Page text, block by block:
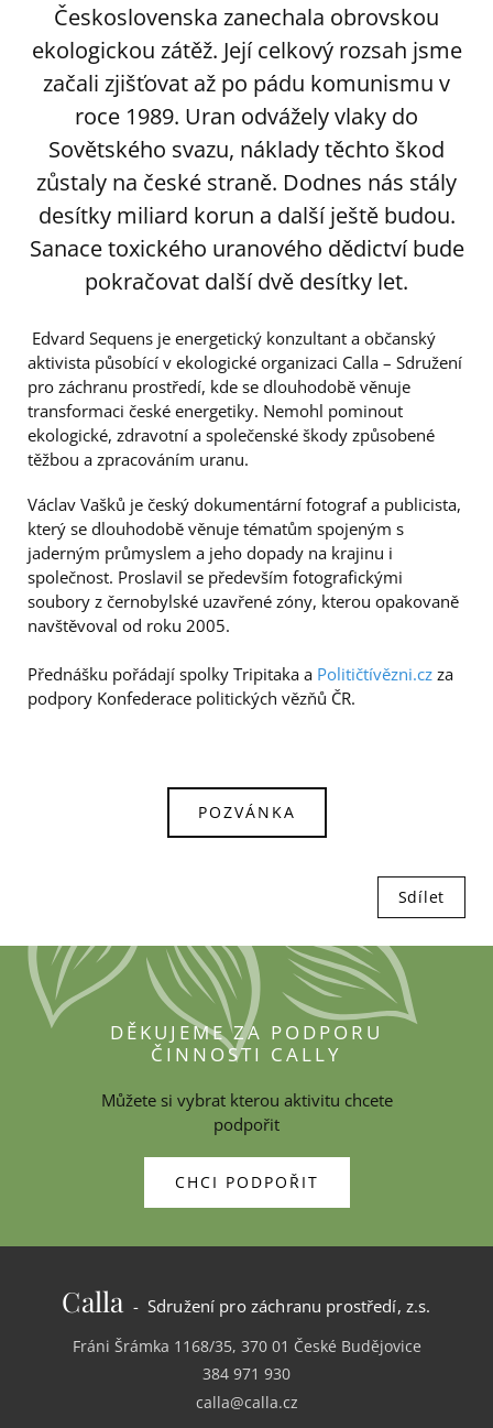
Československa zanechala obrovskou
ekologickou zátěž. Její celkový rozsah jsme
začali zjišťovat až po pádu komunismu v
roce 1989. Uran odvážely vlaky do
Sovětského svazu, náklady těchto škod
zůstaly na české straně. Dodnes nás stály
desítky miliard korun a další ještě budou.
Sanace toxického uranového dědictví bude
pokračovat další dvě desítky let.
Edvard Sequens je energetický konzultant a občanský
aktivista působící v ekologické organizaci Calla – Sdružení
pro záchranu prostředí, kde se dlouhodobě věnuje
transformaci české energetiky. Nemohl pominout
ekologické, zdravotní a společenské škody způsobené
těžbou a zpracováním uranu.
Václav Vašků je český dokumentární fotograf a publicista,
který se dlouhodobě věnuje tématům spojeným s
jaderným průmyslem a jeho dopady na krajinu i
společnost. Proslavil se především fotografickými
soubory z černobylské uzavřené zóny, kterou opakovaně
navštěvoval od roku 2005.
Přednášku pořádají spolky Tripitaka a Političtívězni.cz za
podpory Konfederace politických vězňů ČR.
POZVÁNKA
Sdílet
DĚKUJEME ZA PODPORU
ČINNOSTI CALLY
Můžete si vybrat kterou aktivitu chcete
podpořit
CHCI PODPOŘIT
Calla- Sdružení pro záchranu prostředí, z.s.
Fráni Šrámka 1168/35, 370 01 České Budějovice
384 971 930
calla@calla.cz